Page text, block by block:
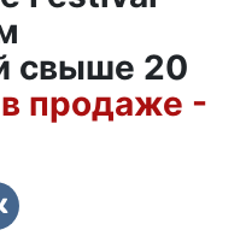
свыше 20
продаже -